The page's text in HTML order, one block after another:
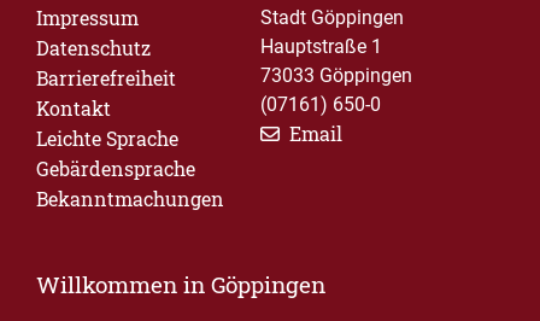
Impressum
Datenschutz
Barrierefreiheit
Kontakt
Leichte Sprache
Gebärdensprache
Bekanntmachungen
Stadt Göppingen
Hauptstraße 1
73033 Göppingen
(07161) 650-0
Email
Willkommen in Göppingen